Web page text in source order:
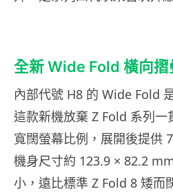
全新 Wide Fold 橫向摺
內部代號 H8 的 Wide Fold
這款新機放棄 Z Fold 系列
寬闊螢幕比例，展開後提供
機身尺寸約 123.9 × 82.2
小，遠比標準 Z Fold 8 矮而